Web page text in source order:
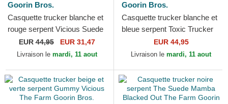
Goorin Bros.
Casquette trucker blanche et
rouge serpent Vicious Suede
Snake Suede Truckers The
Farm Goorin Bros.
EUR44,95 EUR 31,47
Livraison le mardi, 11 aout
Goorin Bros.
Casquette trucker blanche et
bleue serpent Toxic Trucker
Sport The Farm Goorin Bros.
EUR 44,95
Livraison le mardi, 11 aout